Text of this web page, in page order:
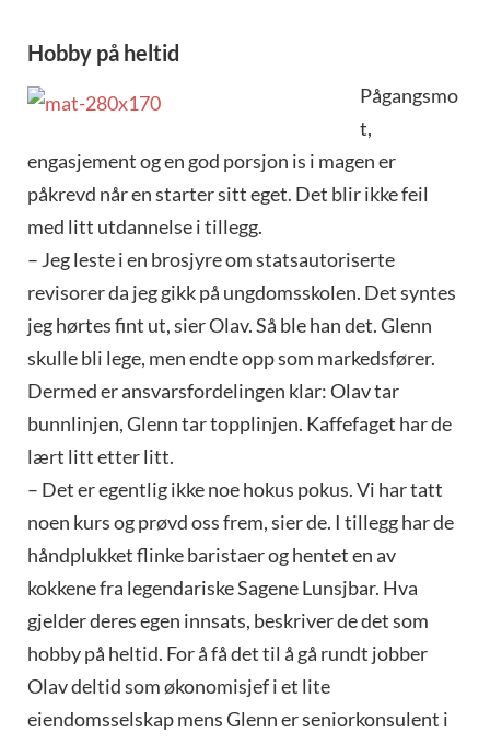
Hobby på heltid
Pågangsmo
t,
engasjement og en god porsjon is i magen er
påkrevd når en starter sitt eget. Det blir ikke feil
med litt utdannelse i tillegg.
– Jeg leste i en brosjyre om statsautoriserte
revisorer da jeg gikk på ungdomsskolen. Det syntes
jeg hørtes fint ut, sier Olav. Så ble han det. Glenn
skulle bli lege, men endte opp som markedsfører.
Dermed er ansvarsfordelingen klar: Olav tar
bunnlinjen, Glenn tar topplinjen. Kaffefaget har de
lært litt etter litt.
– Det er egentlig ikke noe hokus pokus. Vi har tatt
noen kurs og prøvd oss frem, sier de. I tillegg har de
håndplukket flinke baristaer og hentet en av
kokkene fra legendariske Sagene Lunsjbar. Hva
gjelder deres egen innsats, beskriver de det som
hobby på heltid. For å få det til å gå rundt jobber
Olav deltid som økonomisjef i et lite
eiendomsselskap mens Glenn er seniorkonsulent i